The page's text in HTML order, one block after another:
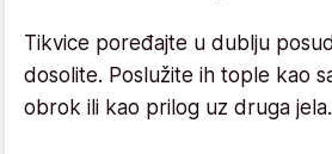
Tikvice poređajte u dublju
dosolite. Poslužite ih tople kao
obrok ili kao prilog uz druga jela.